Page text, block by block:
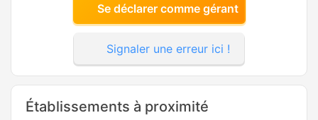
Se déclarer comme gérant
Signaler une erreur ici !
Établissements à proximité